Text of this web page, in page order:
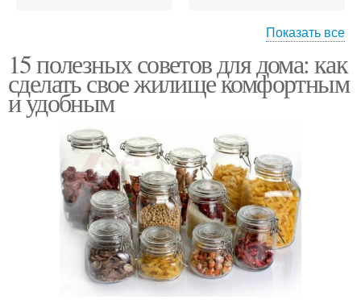
Природа в доме Интерьер в доме
Показать все
15 полезных советов для дома: как
сделать свое жилище комфортным
и удобным